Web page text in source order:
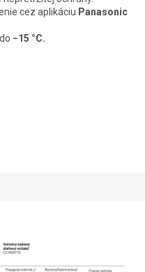
cez aplikáciu Panasonic
−15 °C.